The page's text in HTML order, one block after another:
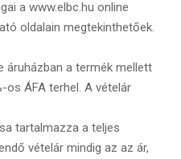
a www.elbc.hu online
oldalain megtekinthetőek.
áruházban a termék mellett
ÁFA terhel. A vételár
tartalmazza a teljes
vételár mindig az az ár,